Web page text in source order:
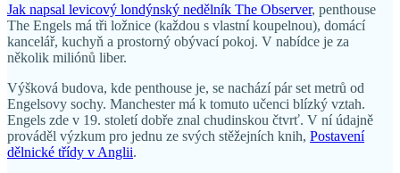
Jak napsal levicový londýnský nedělník The Observer, penthouse
The Engels má tři ložnice (každou s vlastní koupelnou), domácí
kancelář, kuchyň a prostorný obývací pokoj. V nabídce je za
několik miliónů liber.
Výšková budova, kde penthouse je, se nachází pár set metrů od
Engelsovy sochy. Manchester má k tomuto učenci blízký vztah.
Engels zde v 19. století dobře znal chudinskou čtvrť. V ní údajně
prováděl výzkum pro jednu ze svých stěžejních knih, Postavení
dělnické třídy v Anglii.